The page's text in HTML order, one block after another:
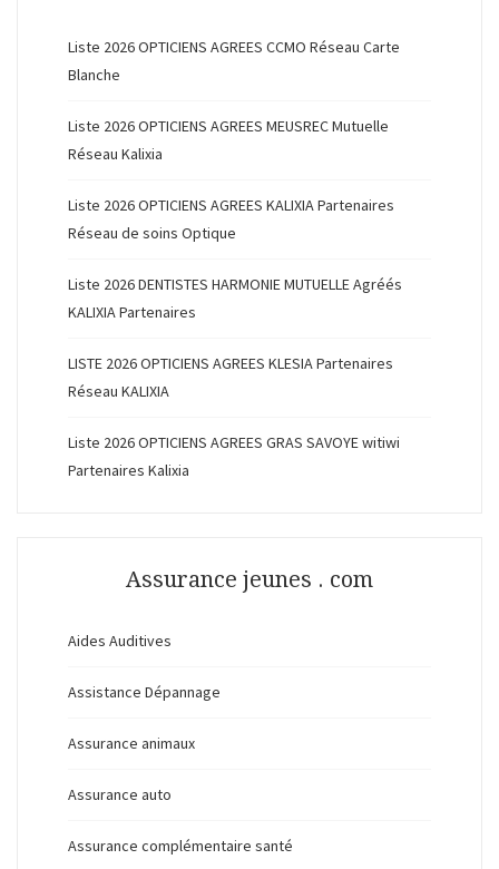
Liste 2026 OPTICIENS AGREES CCMO Réseau Carte
Blanche
Liste 2026 OPTICIENS AGREES MEUSREC Mutuelle
Réseau Kalixia
Liste 2026 OPTICIENS AGREES KALIXIA Partenaires
Réseau de soins Optique
Liste 2026 DENTISTES HARMONIE MUTUELLE Agréés
KALIXIA Partenaires
LISTE 2026 OPTICIENS AGREES KLESIA Partenaires
Réseau KALIXIA
Liste 2026 OPTICIENS AGREES GRAS SAVOYE witiwi
Partenaires Kalixia
Assurance jeunes . com
Aides Auditives
Assistance Dépannage
Assurance animaux
Assurance auto
Assurance complémentaire santé